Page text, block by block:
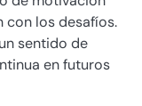
con los desafíos.
sentido de
en futuros